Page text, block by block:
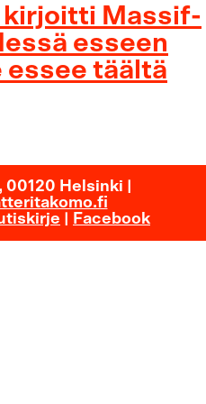
kirjoitti Massif-
esseen
essee täältä
00120 Helsinki |
Facebook